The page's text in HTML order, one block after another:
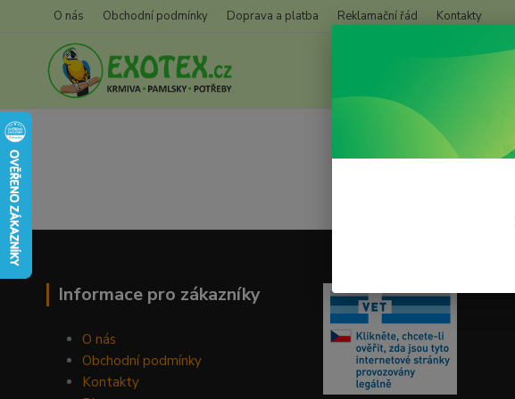
O nás Obchodní podmínky Doprava a platba Reklamační řád Kontakty
Informace pro zákazníky
O nás
Obchodní podmínky
Kontakty